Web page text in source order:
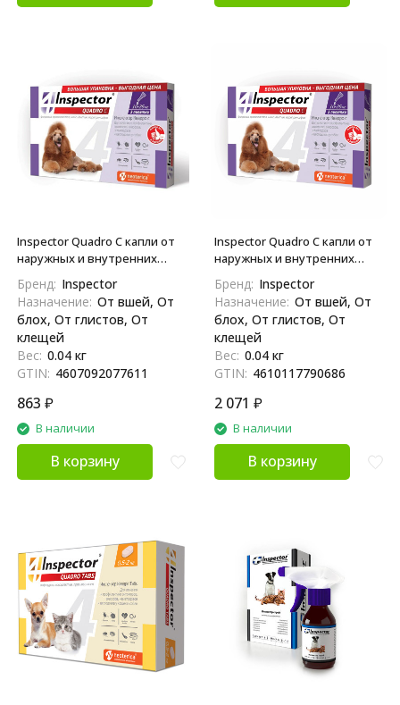
Inspector Quadro С капли от
наружных и внутренних
10-25 кг - 1 пипетка
Бренд: Inspector
Назначение: От вшей, От
блох, От глистов, От
клещей
Вес: 0.04 кг
GTIN: 4607092077611
863 ₽
В наличии
В корзину
Inspector Quadro С капли от
наружных и внутренних
10-25 кг - 3 пипетки
Бренд: Inspector
Назначение: От вшей, От
блох, От глистов, От
клещей
Вес: 0.04 кг
GTIN: 4610117790686
2 071 ₽
В наличии
В корзину